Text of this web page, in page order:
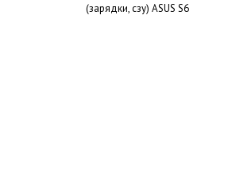
(зарядки, сзу) ASUS S6